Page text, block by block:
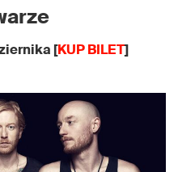
[KUP BILET]